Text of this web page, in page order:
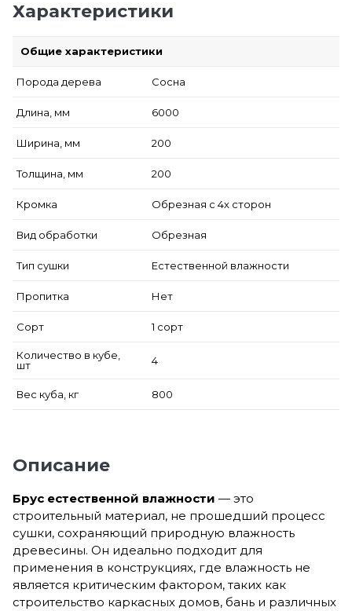
Характеристики
Общие характеристики
Порода дерева Сосна
Длина, мм 6000
Ширина, мм 200
Толщина, мм 200
Кромка Обрезная с 4х сторон
Вид обработки Обрезная
Тип сушки Естественной влажности
Пропитка Нет
Сорт 1 сорт
Количество в кубе,
шт
4
Вес куба, кг 800
Описание
Брус естественной влажности — это
строительный материал, не прошедший процесс
сушки, сохраняющий природную влажность
древесины. Он идеально подходит для
применения в конструкциях, где влажность не
является критическим фактором, таких как
строительство каркасных домов, бань и различных